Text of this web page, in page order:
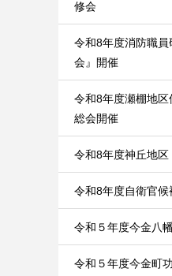
修会
令和8年度消防職
会』開催
令和8年度瀬棚地
総会開催
令和8年度神丘地区
令和8年度自衛官
令和５年度今金八
令和５年度今金町